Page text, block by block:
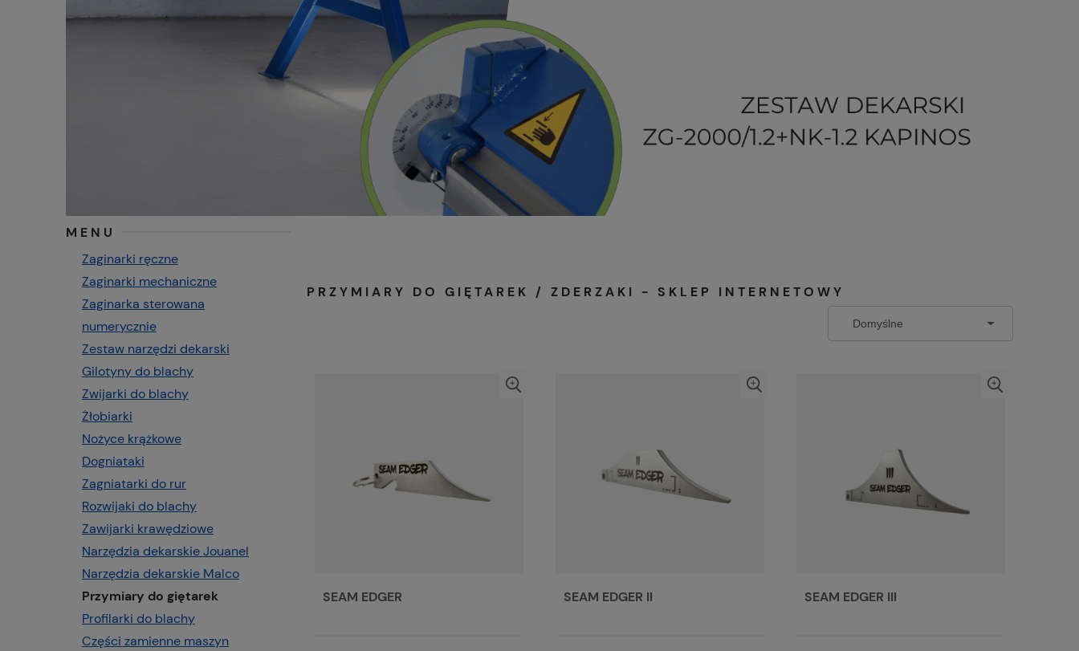
MENU
Zaginarki ręczne
Zaginarki mechaniczne
Zaginarka sterowana
numerycznie
Zestaw narzędzi dekarski
Gilotyny do blachy
Zwijarki do blachy
Żłobiarki
Nożyce krążkowe
Dogniataki
Zagniatarki do rur
Rozwijaki do blachy
Zawijarki krawędziowe
Narzędzia dekarskie Jouanel
Narzędzia dekarskie Malco
Przymiary do giętarek
Profilarki do blachy
Części zamienne maszyn
PRZYMIARY DO GIĘTAREK / ZDERZAKI - SKLEP INTERNETOWY
SEAM EDGER SEAM EDGER II SEAM EDGER III